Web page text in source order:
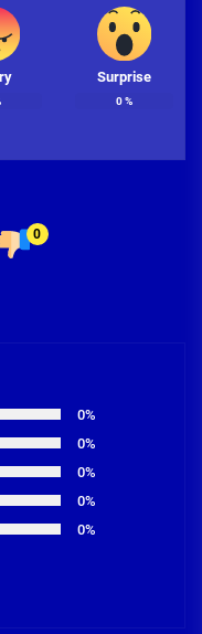
Surprise
0%
0
0%
0%
0%
0%
0%